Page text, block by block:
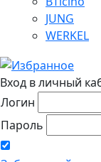
JUNG
WERKEL
Вход в личный
Логин
Пароль